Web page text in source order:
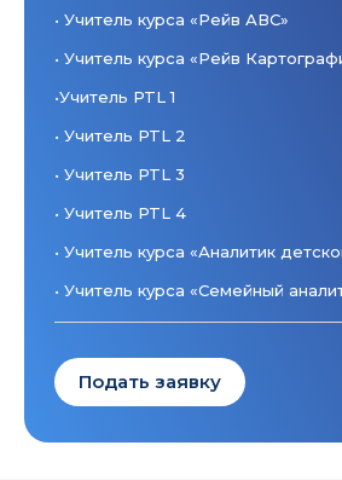
• Учитель курса «Рейв АВС»
• Учитель курса «Рейв
•Учитель PTL 1
• Учитель PTL 2
• Учитель PTL 3
• Учитель PTL 4
• Учитель курса «Аналитик
• Учитель курса «Семейный
Подать заявку